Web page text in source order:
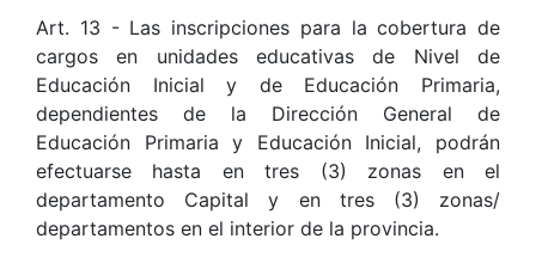
Art. 13 - Las inscripciones para la cobertura de
cargos en unidades educativas de Nivel de
Educación Inicial y de Educación Primaria,
dependientes de la Dirección General de
Educación Primaria y Educación Inicial, podrán
efectuarse hasta en tres (3) zonas en el
departamento Capital y en tres (3) zonas/
departamentos en el interior de la provincia.